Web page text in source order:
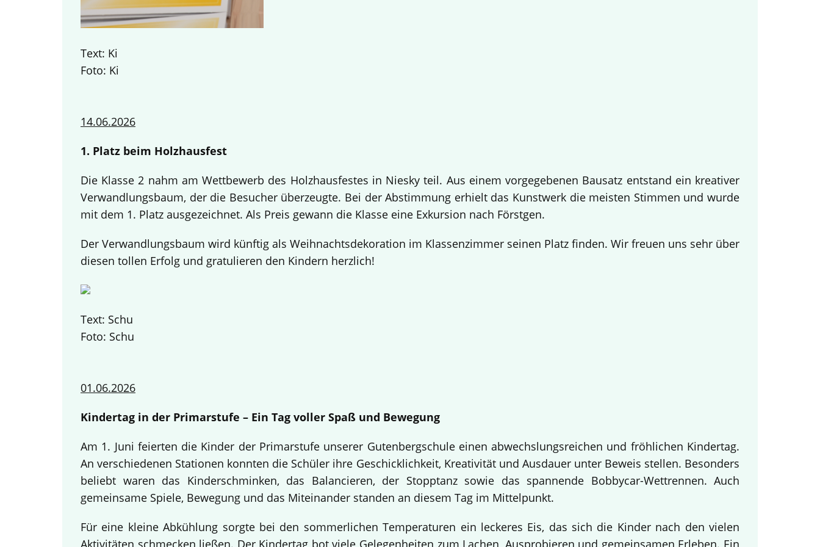
Text: Ki
Foto: Ki
14.06.2026
1. Platz beim Holzhausfest
Die Klasse 2 nahm am Wettbewerb des Holzhausfestes in Niesky teil. Aus einem vorgegebenen Bausatz entstand ein kreativer
Verwandlungsbaum, der die Besucher überzeugte. Bei der Abstimmung erhielt das Kunstwerk die meisten Stimmen und wurde
mit dem 1. Platz ausgezeichnet. Als Preis gewann die Klasse eine Exkursion nach Förstgen.
Der Verwandlungsbaum wird künftig als Weihnachtsdekoration im Klassenzimmer seinen Platz finden. Wir freuen uns sehr über
diesen tollen Erfolg und gratulieren den Kindern herzlich!
Text: Schu
Foto: Schu
01.06.2026
Kindertag in der Primarstufe – Ein Tag voller Spaß und Bewegung
Am 1. Juni feierten die Kinder der Primarstufe unserer Gutenbergschule einen abwechslungsreichen und fröhlichen Kindertag.
An verschiedenen Stationen konnten die Schüler ihre Geschicklichkeit, Kreativität und Ausdauer unter Beweis stellen. Besonders
beliebt waren das Kinderschminken, das Balancieren, der Stopptanz sowie das spannende Bobbycar-Wettrennen. Auch
gemeinsame Spiele, Bewegung und das Miteinander standen an diesem Tag im Mittelpunkt.
Für eine kleine Abkühlung sorgte bei den sommerlichen Temperaturen ein leckeres Eis, das sich die Kinder nach den vielen
Aktivitäten schmecken ließen. Der Kindertag bot viele Gelegenheiten zum Lachen, Ausprobieren und gemeinsamen Erleben. Ein